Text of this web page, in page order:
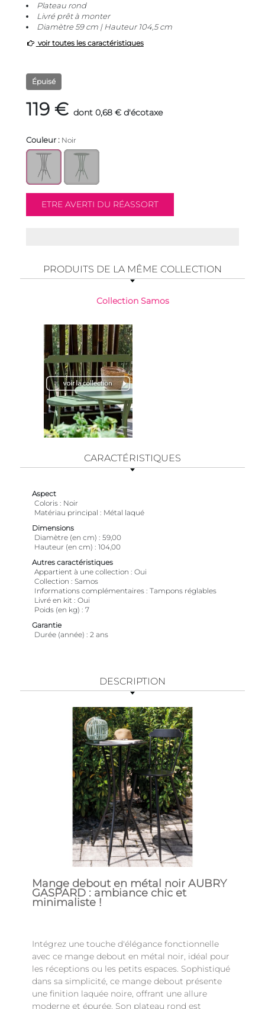
Plateau rond
Livré prêt à monter
Diamètre 59 cm | Hauteur 104,5 cm
voir toutes les caractéristiques
Épuisé
119 € dont 0,68 € d'écotaxe
Couleur : Noir
PRODUITS DE LA MÊME COLLECTION
Collection Samos
CARACTÉRISTIQUES
Aspect
Coloris
Noir
Matériau principal
Métal laqué
Dimensions
Diamètre (en cm)
59,00
Hauteur (en cm)
104,00
Autres caractéristiques
Appartient à une collection
Oui
Collection
Samos
Informations complémentaires Tampons réglables
Livré en kit
Oui
Poids (en kg)
7
Garantie
Durée (année)
2 ans
DESCRIPTION
Mange debout en métal noir AUBRY
GASPARD : ambiance chic et
minimaliste !
Intégrez une touche d'élégance fonctionnelle
avec ce mange debout en métal noir, idéal pour
les réceptions ou les petits espaces. Sophistiqué
dans sa simplicité, ce mange debout présente
une finition laquée noire, offrant une allure
moderne et épurée. Son plateau rond est